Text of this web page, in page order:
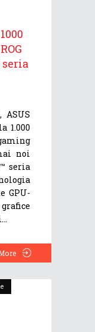
seria
ASUS
1.000
noi
seria
GPU-